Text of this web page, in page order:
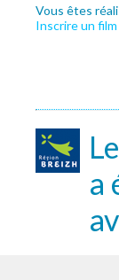
Vous êtes
Inscrire un film
a